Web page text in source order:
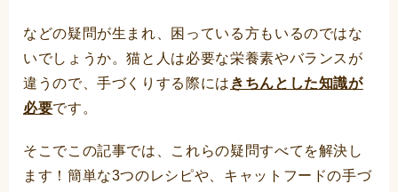
などの疑問が生まれ、困っている方もいるのではな
いでしょうか。猫と人は必要な栄養素やバランスが
違うので、手づくりする際には きちんとした知識が
必要です。
そこでこの記事では、これらの疑問すべてを解決し
ます！簡単な3つのレシピや、キャットフードの手づ